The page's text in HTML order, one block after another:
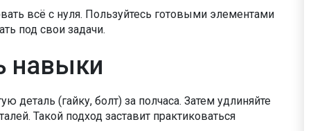
всё с нуля. Пользуйтесь готовыми элементами
под свои задачи.
навыки
деталь (гайку, болт) за полчаса. Затем удлиняйте
Такой подход заставит практиковаться